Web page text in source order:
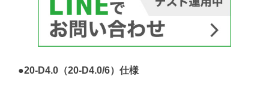
●20-D4.0（20-D4.0/6）仕様